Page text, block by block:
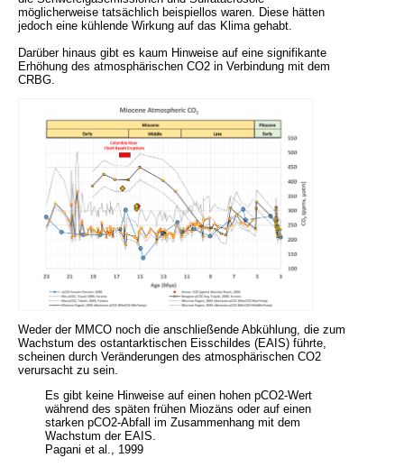
möglicherweise tatsächlich beispiellos waren. Diese hätten
jedoch eine kühlende Wirkung auf das Klima gehabt.
Darüber hinaus gibt es kaum Hinweise auf eine signifikante
Erhöhung des atmosphärischen CO2 in Verbindung mit dem
CRBG.
Weder der MMCO noch die anschließende Abkühlung, die zum
Wachstum des ostantarktischen Eisschildes (EAIS) führte,
scheinen durch Veränderungen des atmosphärischen CO2
verursacht zu sein.
Es gibt keine Hinweise auf einen hohen pCO2-Wert
während des späten frühen Miozäns oder auf einen
starken pCO2-Abfall im Zusammenhang mit dem
Wachstum der EAIS.
Pagani et al., 1999